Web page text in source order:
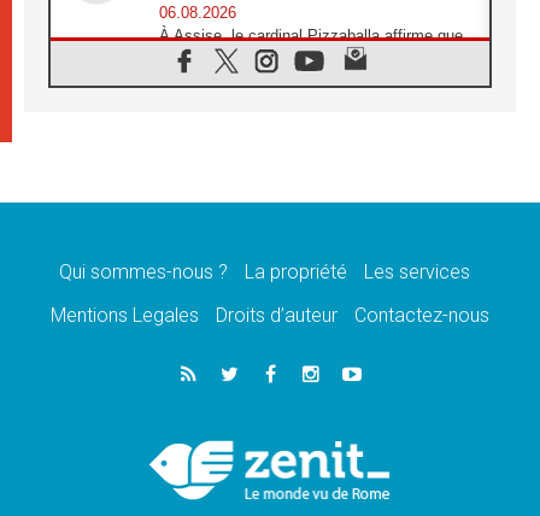
06.08.2026
À Assise, le cardinal Pizzaballa affirme que
«les chrétiens veulent la paix»
06.08.2026
message de paix et de dignité humaine»
«La visite du Pape en Uruguay renforcera
05.08.2026
Le nonce en Ukraine: «Il est inquiétant
Léon XIV au Pérou, une lueur d'espoir pour
un peuple en quête de paix
Qui sommes-nous ? La propriété
Les services
Mentions Legales
Droits d’auteur Contactez-nous